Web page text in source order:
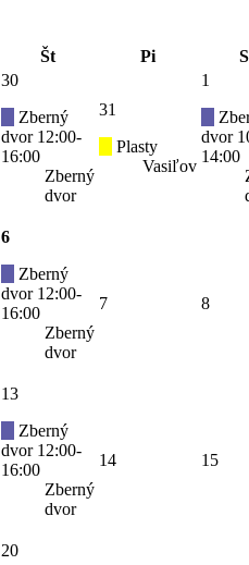
Št Pi
30
Zberný
dvor 12:00-
16:00
Zberný
dvor
31
Plasty
Vasiľov
1
dvor
14:00
6
Zberný
dvor 12:00-
16:00
Zberný
dvor
7 8
13
Zberný
dvor 12:00-
16:00
Zberný
dvor
14 15
20